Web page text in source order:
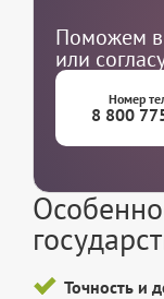
Поможем в
или
Номер
8 800
Точность и